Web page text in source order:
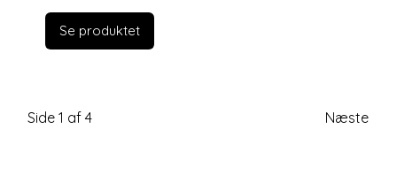
Se produktet
Side 1 af 4 Næste